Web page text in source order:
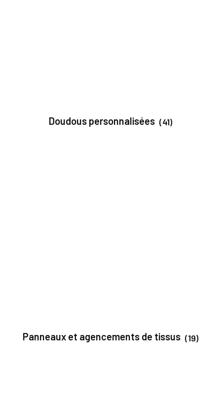
Doudous personnalisées (41)
Panneaux et agencements de tissus (19)